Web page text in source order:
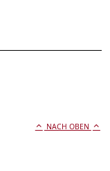
NACH OBEN